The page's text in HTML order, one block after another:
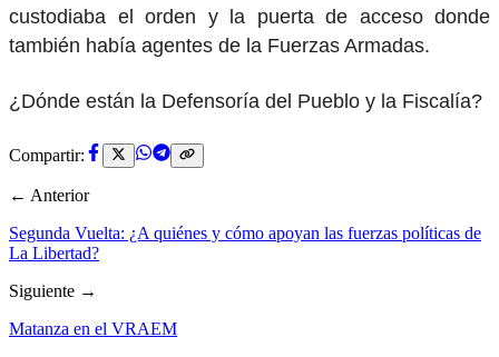
custodiaba el orden y la puerta de acceso donde
también había agentes de la Fuerzas Armadas.
¿Dónde están la Defensoría del Pueblo y la Fiscalía?
Compartir:
← Anterior
Segunda Vuelta: ¿A quiénes y cómo apoyan las fuerzas políticas de
La Libertad?
Siguiente →
Matanza en el VRAEM